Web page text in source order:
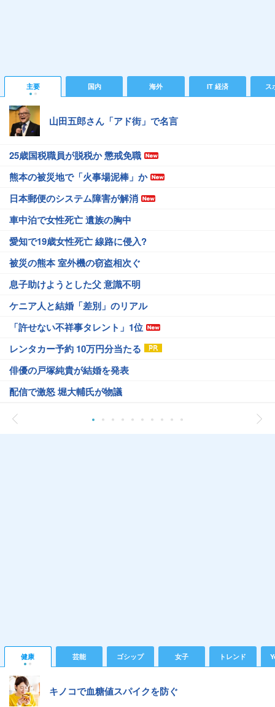
主要 国内 海外 IT 経済 ス
山田五郎さん「アド街」で名言
25歳国税職員が脱税か 懲戒免職
熊本の被災地で「火事場泥棒」か
日本郵便のシステム障害が解消
車中泊で女性死亡 遺族の胸中
愛知で19歳女性死亡 線路に侵入?
被災の熊本 室外機の窃盗相次ぐ
息子助けようとした父 意識不明
ケニア人と結婚「差別」のリアル
「許せない不祥事タレント」1位
レンタカー予約 10万円分当たる
俳優の戸塚純貴が結婚を発表
配信で激怒 堀大輔氏が物議
健康 芸能 ゴシップ 女子 トレンド
キノコで血糖値スパイクを防ぐ